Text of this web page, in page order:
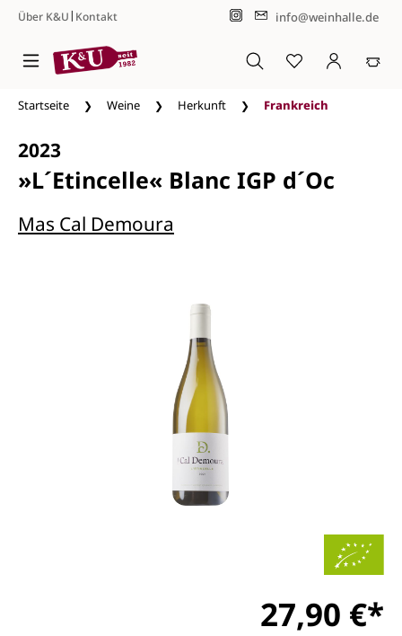
Zum Hauptinhalt springen
Über K&U| Kontakt info@weinhalle.de
Startseite Weine Herkunft Frankreich
2023
»L´Etincelle« Blanc IGP d´Oc
Mas Cal Demoura
27,90 €*